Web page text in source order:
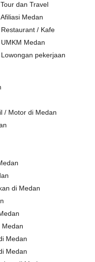
dan Travel
Medan
/ Kafe
Medan
pekerjaan
/ Motor di Medan
di Medan
Medan
Medan
Medan